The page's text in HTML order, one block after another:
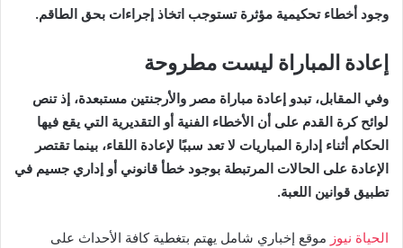
وجود أخطاء تحكيمية مؤثرة تستوجب اتخاذ إجراءات بحق الطاقم.
إعادة المباراة ليست مطروحة
وفي المقابل، تبدو إعادة مباراة مصر والأرجنتين مستبعدة، إذ تنص
لوائح كرة القدم على أن الأخطاء الفنية أو التقديرية التي يقع فيها
الحكام أثناء إدارة المباريات لا تعد سببًا لإعادة اللقاء، بينما تقتصر
الإعادة على الحالات المرتبطة بوجود خطأ قانوني أو إداري جسيم في
تطبيق قوانين اللعبة.
الحياة نيوز موقع إخباري شامل يهتم بتغطية كافة الأحداث على